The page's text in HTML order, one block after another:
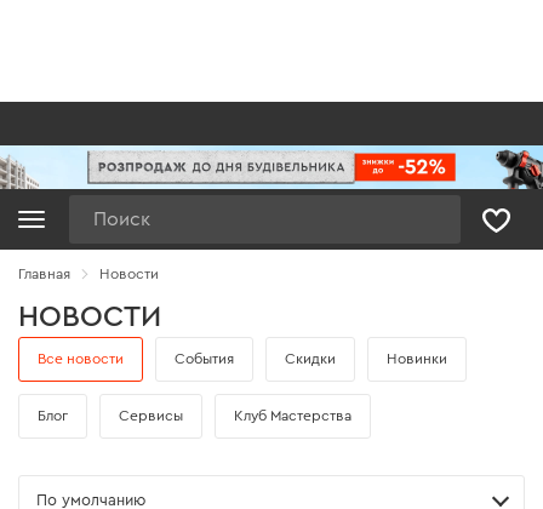
Главная Новости
НОВОСТИ
Все новости Cобытия Cкидки Новинки
Блог Cервисы Клуб Мастерства
По умолчанию